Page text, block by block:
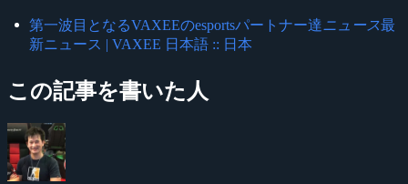
第一波目となるVAXEEのesportsパートナー達ニュース最
新ニュース | VAXEE 日本語 :: 日本
この記事を書いた人